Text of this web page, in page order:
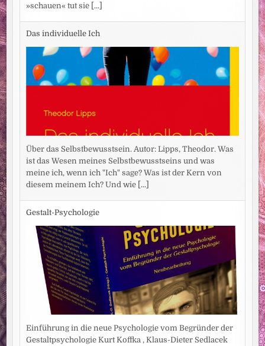
»schauen« tut sie [...]
Das individuelle Ich
Über das Selbstbewusstsein. Autor: Lipps, Theodor. Was
ist das Wesen meines Selbstbewusstseins und was
meine ich, wenn ich "Ich" sage? Was ist der Kern von
diesem meinem Ich? Und wie [...]
Gestalt-Psychologie
Einführung in die neue Psychologie vom Begründer der
Gestaltpsychologie Kurt Koffka , Klaus-Dieter Sedlacek